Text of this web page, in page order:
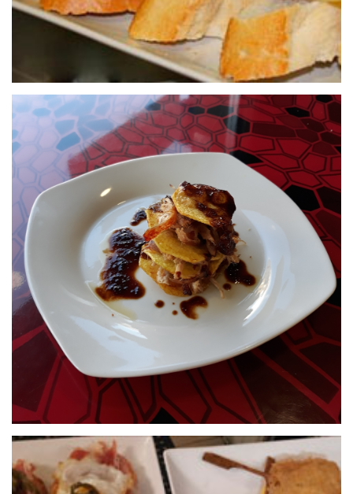
24 de septiembre de 2020
RESTAURANTE QUERU